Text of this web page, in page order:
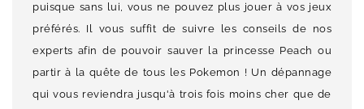
puisque sans lui, vous ne pouvez plus jouer à vos jeux
préférés. Il vous suffit de suivre les conseils de nos
experts afin de pouvoir sauver la princesse Peach ou
partir à la quête de tous les Pokemon ! Un dépannage
qui vous reviendra jusqu'à trois fois moins cher que de